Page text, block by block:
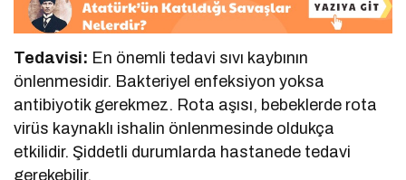
Tedavisi: En önemli tedavi sıvı kaybının
önlenmesidir. Bakteriyel enfeksiyon yoksa
antibiyotik gerekmez. Rota aşısı, bebeklerde rota
virüs kaynaklı ishalin önlenmesinde oldukça
etkilidir. Şiddetli durumlarda hastanede tedavi
gerekebilir.